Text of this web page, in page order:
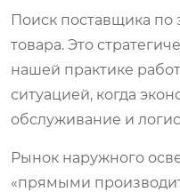
Поиск поставщика по
товара. Это
нашей практике
ситуацией, когда
обслуживание и
Рынок наружного
«прямыми